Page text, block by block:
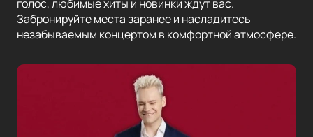
голос, любимые хиты и новинки ждут вас.
Забронируйте места заранее и насладитесь
незабываемым концертом в комфортной атмосфере.